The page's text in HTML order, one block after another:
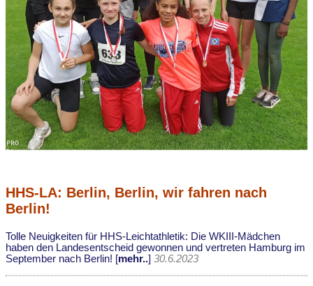
HHS-LA: Berlin, Berlin, wir fahren nach
Berlin!
Tolle Neuigkeiten für HHS-Leichtathletik: Die WKIII-Mädchen
haben den Landesentscheid gewonnen und vertreten Hamburg im
September nach Berlin! [mehr..] 30.6.2023